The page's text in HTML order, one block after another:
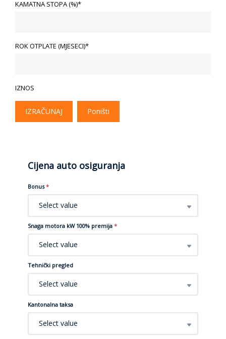
KAMATNA STOPA (%)*
ROK OTPLATE (MJESECI)*
IZNOS
IZRAČUNAJ Poništi
Cijena auto osiguranja
Bonus *
Select value
Snaga motora kW 100% premija *
Select value
Tehnički pregled
Select value
Kantonalna taksa
Select value